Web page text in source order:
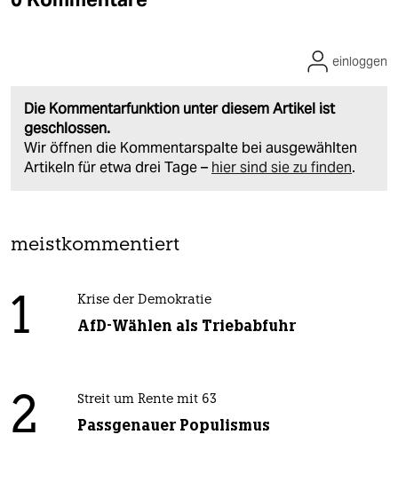
Die Kommentarfunktion unter diesem Artikel ist
geschlossen.
Wir öffnen die Kommentarspalte bei ausgewählten
Artikeln für etwa drei Tage – hier sind sie zu finden.
einloggen
meistkommentiert
1 Krise der Demokratie
AfD-Wählen als Triebabfuhr
2 Streit um Rente mit 63
Passgenauer Populismus